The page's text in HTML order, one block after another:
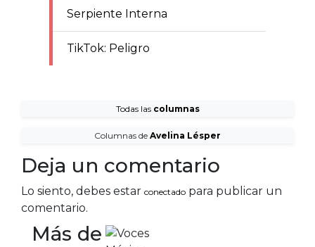
Serpiente Interna
TikTok: Peligro
Todas las columnas
Columnas de Avelina Lésper
Deja un comentario
Lo siento, debes estar conectado para publicar un
comentario.
Más de